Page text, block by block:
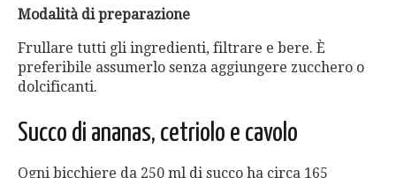
Modalità di preparazione
Frullare tutti gli ingredienti, filtrare e bere. È
preferibile assumerlo senza aggiungere zucchero o
dolcificanti.
Succo di ananas, cetriolo e cavolo
Ogni bicchiere da 250 ml di succo ha circa 165